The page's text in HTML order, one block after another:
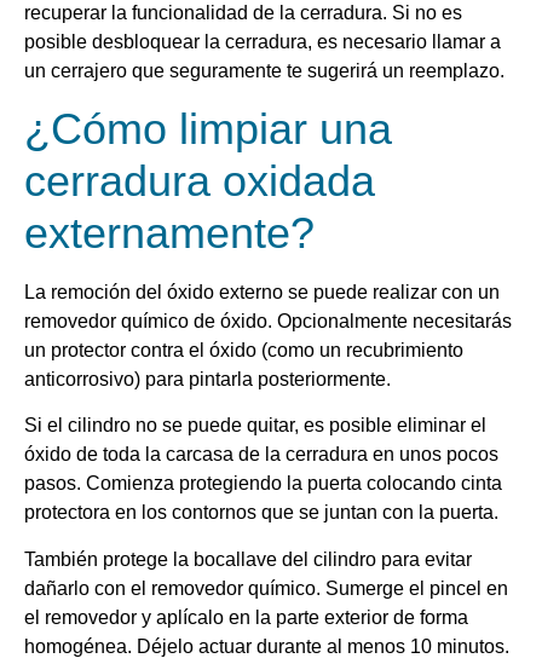
recuperar la funcionalidad de la cerradura. Si no es
posible desbloquear la cerradura, es necesario llamar a
un cerrajero que seguramente te sugerirá un reemplazo.
¿Cómo limpiar una
cerradura oxidada
externamente?
La remoción del óxido externo se puede realizar con un
removedor químico de óxido. Opcionalmente necesitarás
un protector contra el óxido (como un recubrimiento
anticorrosivo) para pintarla posteriormente.
Si el cilindro no se puede quitar, es posible eliminar el
óxido de toda la carcasa de la cerradura en unos pocos
pasos. Comienza protegiendo la puerta colocando cinta
protectora en los contornos que se juntan con la puerta.
También protege la bocallave del cilindro para evitar
dañarlo con el removedor químico. Sumerge el pincel en
el removedor y aplícalo en la parte exterior de forma
homogénea. Déjelo actuar durante al menos 10 minutos.